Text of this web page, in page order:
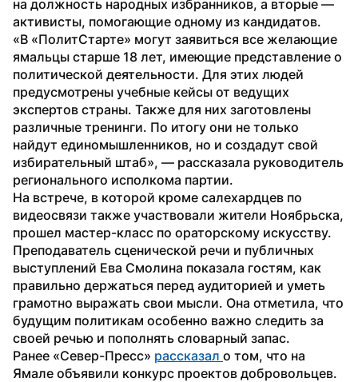
на должность народных избранников, а вторые —
активисты, помогающие одному из кандидатов.
«В «ПолитСтарте» могут заявиться все желающие
ямальцы старше 18 лет, имеющие представление о
политической деятельности. Для этих людей
предусмотрены учебные кейсы от ведущих
экспертов страны. Также для них заготовлены
различные тренинги. По итогу они не только
найдут единомышленников, но и создадут свой
избирательный штаб», — рассказала руководитель
регионального исполкома партии.
На встрече, в которой кроме салехардцев по
видеосвязи также участвовали жители Ноябрьска,
прошел мастер-класс по ораторскому искусству.
Преподаватель сценической речи и публичных
выступлений Ева Смолина показала гостям, как
правильно держаться перед аудиторией и уметь
грамотно выражать свои мысли. Она отметила, что
будущим политикам особенно важно следить за
своей речью и пополнять словарный запас.
Ранее «Север-Пресс» рассказал о том, что на
Ямале объявили конкурс проектов добровольцев.